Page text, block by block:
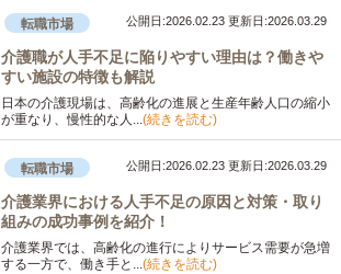
転職市場 公開日:2026.02.23 更新日:2026.03.29
介護職が人手不足に陥りやすい理由は？働きや
すい施設の特徴も解説
日本の介護現場は、高齢化の進展と生産年齢人口の縮小
が重なり、慢性的な人...(続きを読む)
転職市場 公開日:2026.02.23 更新日:2026.03.29
介護業界における人手不足の原因と対策・取り
組みの成功事例を紹介！
介護業界では、高齢化の進行によりサービス需要が急増
する一方で、働き手と...(続きを読む)